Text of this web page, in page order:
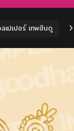
เปเปอร์ เทพฮินดู